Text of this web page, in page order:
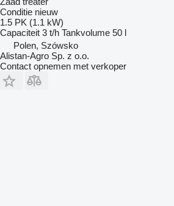
Conditie nieuw
1.5 PK (1.1 kW)
Capaciteit 3 t/h Tankvolume 50 l
Polen, Szówsko
Alistan-Agro Sp. z o.o.
Contact opnemen met verkoper